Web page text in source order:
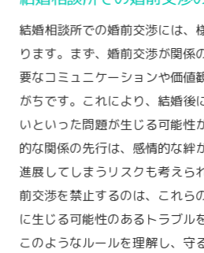
結婚相談所での婚前交渉には、
ります。まず、婚前交渉が関係
要なコミュニケーションや価値
がちです。これにより、結婚後
いといった問題が生じる可能性
的な関係の先行は、感情的な絆
進展してしまうリスクも考えら
前交渉を禁止するのは、これら
に生じる可能性のあるトラブル
このようなルールを理解し、守